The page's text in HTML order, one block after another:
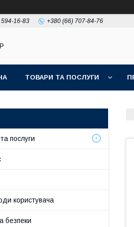
16-83 +380 (66) 707-84-76
ТОВАРИ ТА ПОСЛУГИ
послуги
користувача
безпеки